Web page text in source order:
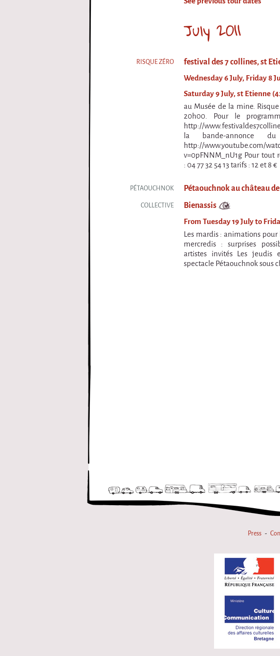
i
r
q
u
e
July 2011
RISQUE ZÉRO festival des 7 collines, st
Wednesday 6 July, Friday 8
Saturday 9 July, st Etienne
au Musée de la mine.
20h00. Pour le
http://
la bande-annonce
http://www.youtube.com/
v=0pFNNM_nU1g Pour tout
: 04 77 32 54 13 tarifs : 12 et 8 €
PÉTAOUCHNOK
COLLECTIVE
Pétaouchnok au château de
Bienassis
From Tuesday 19 July to
Les mardis : animations pour
mercredis : surprises
artistes invités Les jeudis
spectacle Pétaouchnok sous
Press